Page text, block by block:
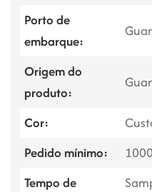
Porto de
embarque:
Origem do
produto:
Cor:
Pedido mínimo:
Tempo de